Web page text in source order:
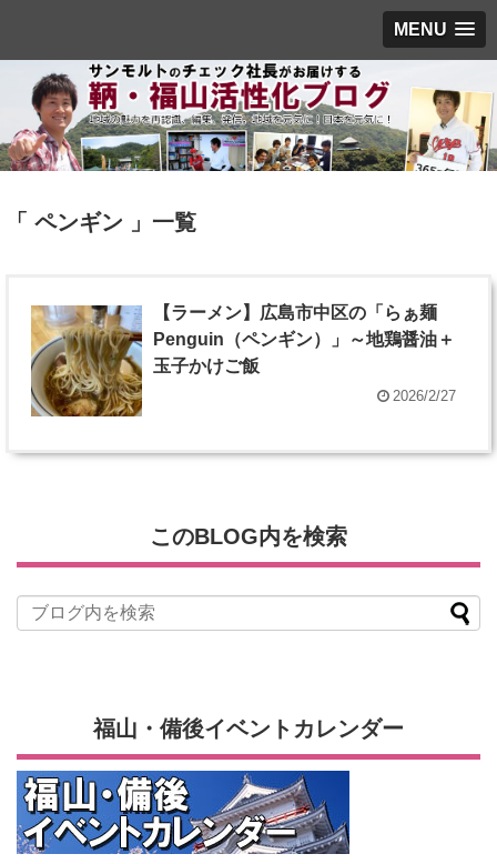
MENU
「 ペンギン 」一覧
【ラーメン】広島市中区の「らぁ麺
Penguin（ペンギン）」～地鶏醤油＋
玉子かけご飯
2026/2/27
このBLOG内を検索
福山・備後イベントカレンダー